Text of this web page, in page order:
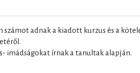
számot adnak a kiadott kurzus és a
imádságokat írnak a tanultak alapján.